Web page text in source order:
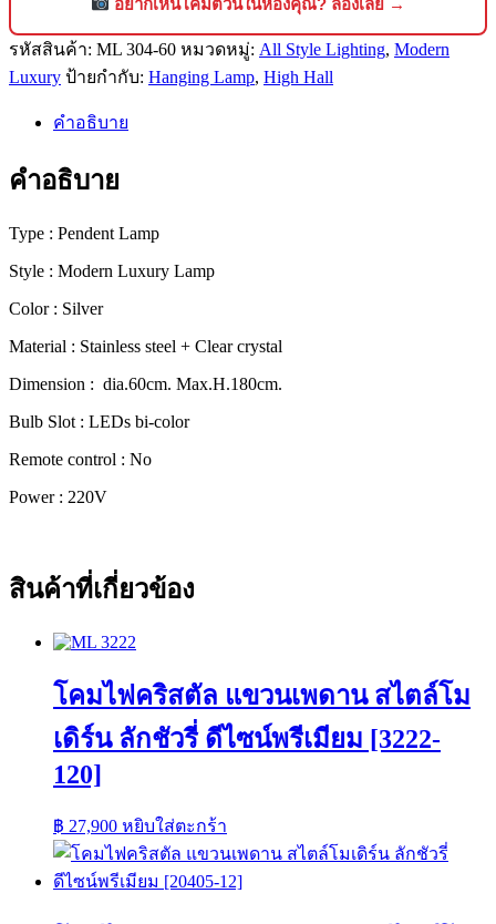
แขวน
เพดาน
สไตล์
ลัก
ชัว
รี่
พรีเมียม
[304-
ชิ้น
อยากเห็นโคมตัวนี้ในห้องคุณ? ลองเลย →
รหัสสินค้า: ML 304-60 หมวดหมู่: All Style Lighting, Modern
Luxury ป้ายกำกับ: Hanging Lamp, High Hall
คำอธิบาย
คำอธิบาย
Type : Pendent Lamp
Style : Modern Luxury Lamp
Color : Silver
Material : Stainless steel + Clear crystal
Dimension : dia.60cm. Max.H.180cm.
Bulb Slot : LEDs bi-color
Remote control : No
Power : 220V
สินค้าที่เกี่ยวข้อง
โคมไฟคริสตัล แขวนเพดาน สไตล์โม
เดิร์น ลักชัวรี่ ดีไซน์พรีเมียม [3222-
120]
฿ 27,900 หยิบใส่ตะกร้า